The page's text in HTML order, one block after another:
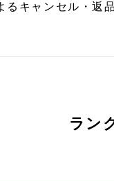
るキャンセル・
ラン